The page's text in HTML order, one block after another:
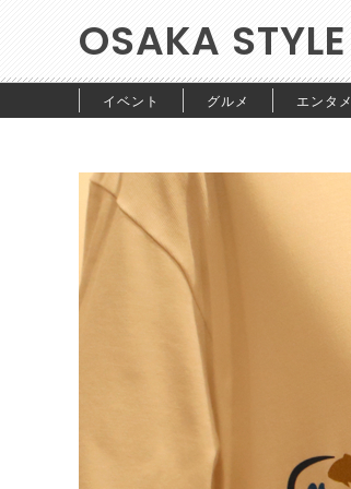
OSAKA STYLE
イベント グルメ エンタメ